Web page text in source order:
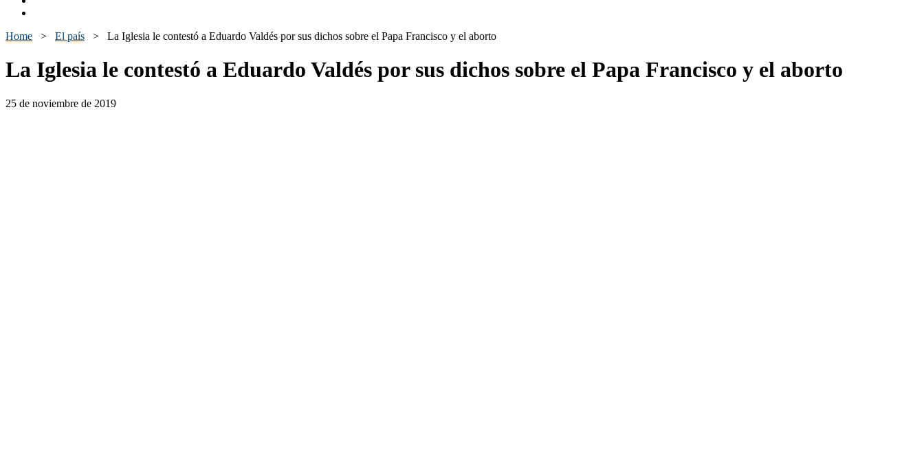
Home > El país > La Iglesia le contestó a Eduardo Valdés por sus dichos sobre el Papa Francisco y el aborto
La Iglesia le contestó a Eduardo Valdés por sus dichos sobre el Papa Francisco y el aborto
25 de noviembre de 2019